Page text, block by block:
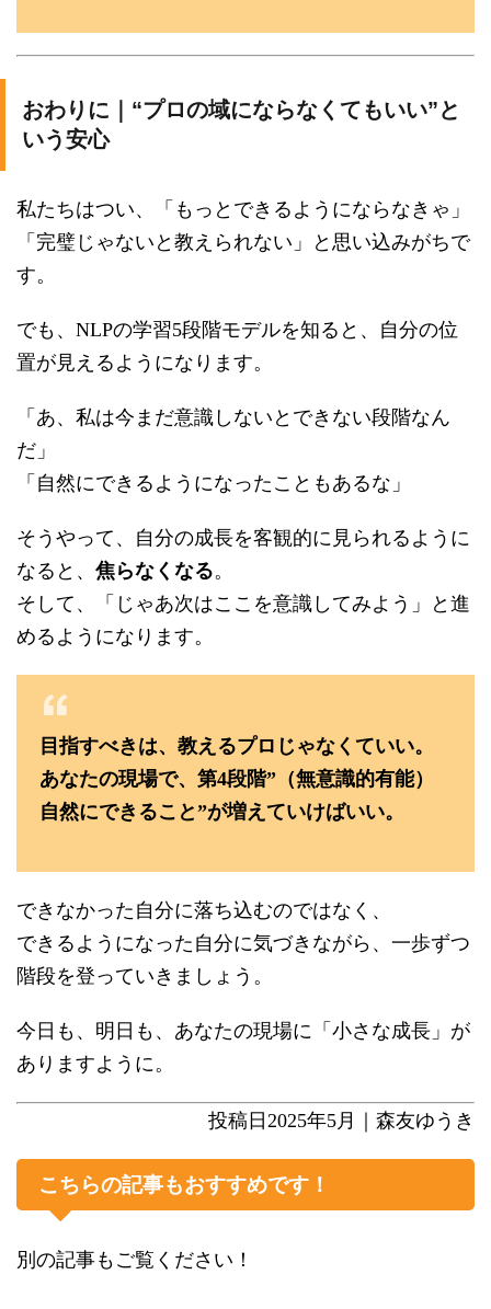
おわりに｜“プロの域にならなくてもいい”と
いう安心
私たちはつい、「もっとできるようにならなきゃ」
「完璧じゃないと教えられない」と思い込みがちで
す。
でも、NLPの学習5段階モデルを知ると、自分の位
置が見えるようになります。
「あ、私は今まだ意識しないとできない段階なん
だ」
「自然にできるようになったこともあるな」
そうやって、自分の成長を客観的に見られるように
なると、 焦らなくなる。
そして、「じゃあ次はここを意識してみよう」と進
めるようになります。
目指すべきは、教えるプロじゃなくていい。
あなたの現場で、第4段階”（無意識的有能）
自然にできること”が増えていけばいい。
できなかった自分に落ち込むのではなく、
できるようになった自分に気づきながら、一歩ずつ
階段を登っていきましょう。
今日も、明日も、あなたの現場に「小さな成長」が
ありますように。
投稿日2025年5月｜森友ゆうき
こちらの記事もおすすめです！
別の記事もご覧ください！